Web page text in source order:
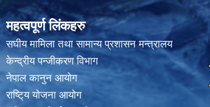
महत्वपूर्ण लिंकहरु
स‌घीय मामिला तथा सामान्य प्रशासन मन्त्रालय
केन्द्रीय पन्जीकरण विभाग
नेपाल कानुन आयाेग
राष्टि्य याेजना आयाेग